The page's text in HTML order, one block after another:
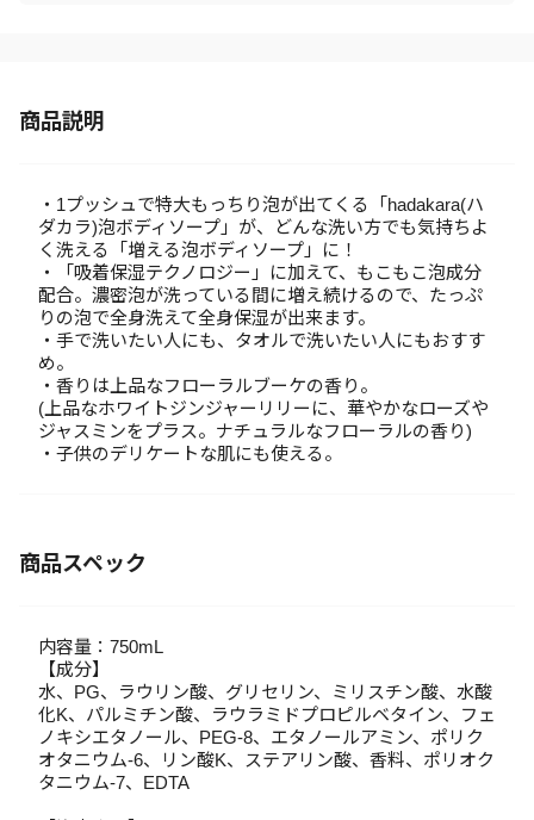
商品説明
・1プッシュで特大もっちり泡が出てくる「hadakara(ハ
ダカラ)泡ボディソープ」が、どんな洗い方でも気持ちよ
く洗える「増える泡ボディソープ」に！
・「吸着保湿テクノロジー」に加えて、もこもこ泡成分
配合。濃密泡が洗っている間に増え続けるので、たっぷ
りの泡で全身洗えて全身保湿が出来ます。
・手で洗いたい人にも、タオルで洗いたい人にもおすす
め。
・香りは上品なフローラルブーケの香り。
(上品なホワイトジンジャーリリーに、華やかなローズや
ジャスミンをプラス。ナチュラルなフローラルの香り)
・子供のデリケートな肌にも使える。
商品スペック
内容量：750mL
【成分】
水、PG、ラウリン酸、グリセリン、ミリスチン酸、水酸
化K、パルミチン酸、ラウラミドプロピルベタイン、フェ
ノキシエタノール、PEG-8、エタノールアミン、ポリク
オタニウム-6、リン酸K、ステアリン酸、香料、ポリオク
タニウム-7、EDTA